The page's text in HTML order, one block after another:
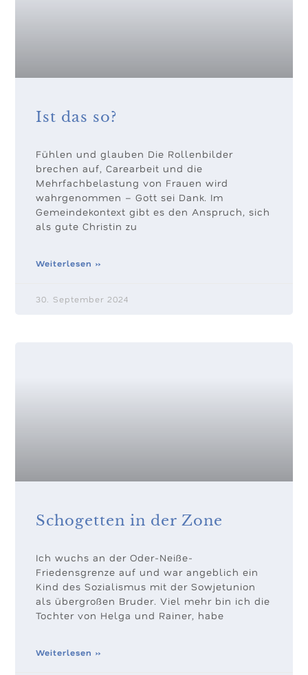
Ist das so?
Fühlen und glauben Die Rollenbilder
brechen auf, Carearbeit und die
Mehrfachbelastung von Frauen wird
wahrgenommen – Gott sei Dank. Im
Gemeindekontext gibt es den Anspruch, sich
als gute Christin zu
Weiterlesen »
30. September 2024
Schogetten in der Zone
Ich wuchs an der Oder-Neiße-
Friedensgrenze auf und war angeblich ein
Kind des Sozialismus mit der Sowjetunion
als übergroßen Bruder. Viel mehr bin ich die
Tochter von Helga und Rainer, habe
Weiterlesen »